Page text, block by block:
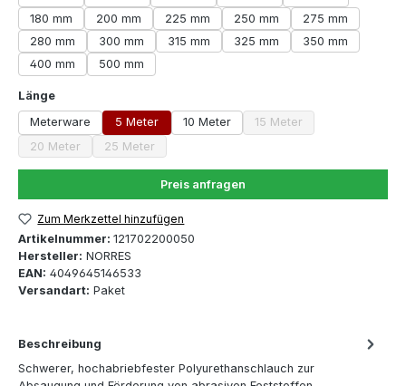
180 mm
200 mm 225 mm 250 mm
275 mm
280 mm
300 mm 315 mm 325 mm
350 mm
400 mm
500 mm
Längeauswählen
Meterware
5 Meter 10 Meter 15 Meter
(Diese Option ist zurzeit
20 Meter
(Diese Option ist zurzeit nicht verfügbar.)
25 Meter
(Diese Option ist zurzeit nicht verfügbar.)
Preis anfragen
Zum Merkzettel hinzufügen
Artikelnummer: 121702200050
Hersteller: NORRES
EAN: 4049645146533
Versandart: Paket
Beschreibung
Schwerer, hochabriebfester Polyurethanschlauch zur